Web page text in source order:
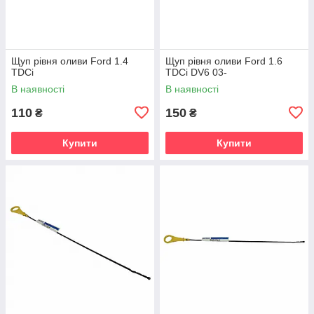
Щуп рівня оливи Ford 1.4
TDCi
В наявності
110 ₴
Купити
Щуп рівня оливи Ford 1.6
TDCi DV6 03-
В наявності
150 ₴
Купити